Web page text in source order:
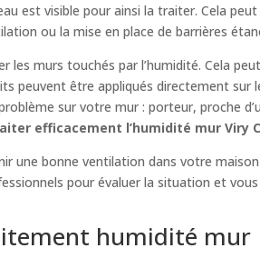
est visible pour ainsi la traiter. Cela
ou la mise en place de barrières
les murs touchés par l’humidité. Cela
peuvent être appliqués directement
sur votre mur : porteur, proche
efficacement l’humidité mur Viry
une bonne ventilation dans votre
pour évaluer la situation et
humidité mur